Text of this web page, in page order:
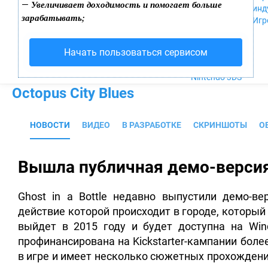
— Увеличивает доходимость и помогает больше
зарабатывать;
Начать пользоваться сервисом
NES
Wii U
PS4
Xbox One
Nintendo 3DS
Octopus City Blues
НОВОСТИ ВИДЕО В РАЗРАБОТКЕ СКРИНШОТЫ
Вышла публичная демо-
Ghost in a Bottle недавно выпустили демо-
действие которой происходит в городе,
выйдет в 2015 году и будет доступна на
профинансирована на Kickstarter-кампании
в игре и имеет несколько сюжетных